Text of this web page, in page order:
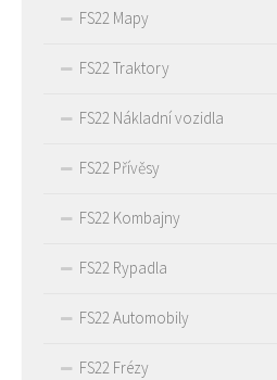
FS22 Mapy
FS22 Traktory
FS22 Nákladní vozidla
FS22 Přívěsy
FS22 Kombajny
FS22 Rypadla
FS22 Automobily
FS22 Frézy